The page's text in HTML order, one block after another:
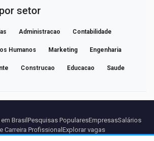
setor
Administracao Contabilidade
Humanos Marketing Engenharia
Construcao Educacao Saude
Brasil Pesquisas PopularesEmpresasSalários
Carreira Profissional Explorar vagas